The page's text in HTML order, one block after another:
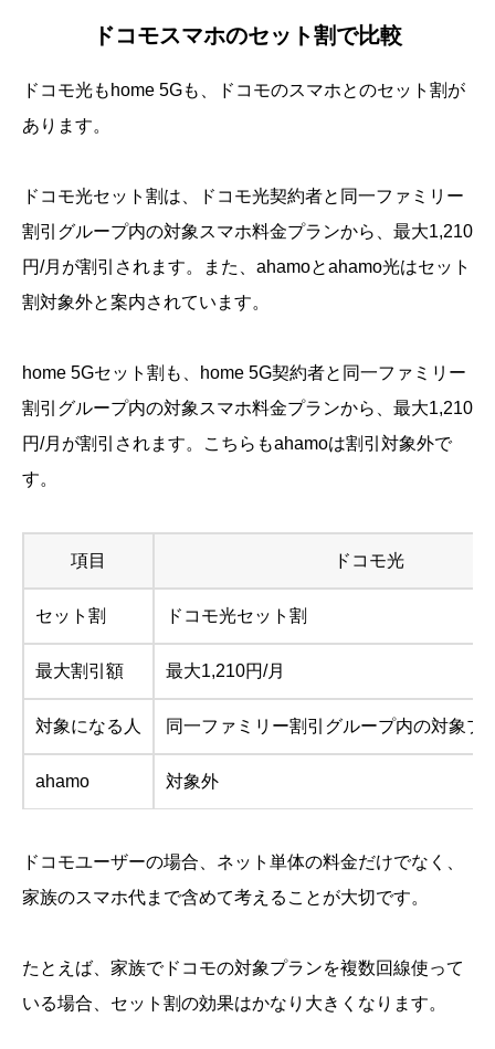
ドコモスマホのセット割で比較
ドコモ光もhome 5Gも、ドコモのスマホとのセット割が
あります。
ドコモ光セット割は、ドコモ光契約者と同一ファミリー
割引グループ内の対象スマホ料金プランから、最大1,210
円/月が割引されます。また、ahamoとahamo光はセット
割対象外と案内されています。
home 5Gセット割も、home 5G契約者と同一ファミリー
割引グループ内の対象スマホ料金プランから、最大1,210
円/月が割引されます。こちらもahamoは割引対象外で
す。
項目 ドコモ光
セット割 ドコモ光セット割
最大割引額 最大1,210円/月
対象になる人 同一ファミリー割引グループ内の対象プ
ahamo 対象外
ドコモユーザーの場合、ネット単体の料金だけでなく、
家族のスマホ代まで含めて考えることが大切です。
たとえば、家族でドコモの対象プランを複数回線使って
いる場合、セット割の効果はかなり大きくなります。